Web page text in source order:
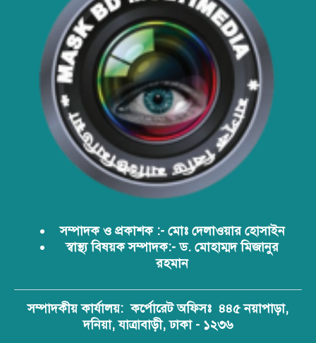
হাসপাতাল ও ক্লিনিকে রোগীর অপেক্ষার
সময় কমাতে স্বাস্থ্যসেবা চেইন:
বাংলাদেশের প্রেক্ষাপটে একটি বাস্তবসম্মত
সমাধান
বাংলাদেশের টিকা নিরাপত্তা ও স্বাস্থ্য
সার্বভৌমত্ব: এখনই দেশীয় ভ্যাকসিন
উৎপাদনে জাতীয় বিনিয়োগের সময়
আবারো ডিএনসি নোয়াখালী কর্তৃক
বিপুল পরিমান ইয়াবা ও গাঁজা উদ্ধার
ডিএনসি নোয়াখালী কর্তৃক বিপুল পরিমান
ইয়াবা উদ্ধার
সম্পাদক ও প্রকাশক :- মোঃ দেলাওয়ার হোসাইন
স্বাস্থ্য বিষয়ক সম্পাদক:- ড. মোহাম্মদ মিজানুর
রহমান
সম্পাদকীয় কার্যালয়: কর্পোরেট অফিসঃ ৪৪৫ নয়াপাড়া,
দনিয়া, যাত্রাবাড়ী, ঢাকা - ১২৩৬